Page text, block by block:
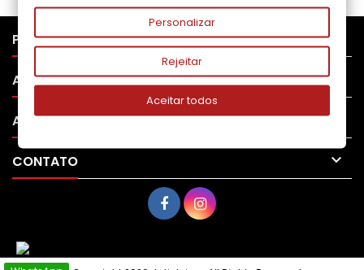
PRODUTOS 
APOIO AO CLIENTE 
A SUA CONTA 
CONTATO 
Personalizar
Rejeitar
Aceitar todos